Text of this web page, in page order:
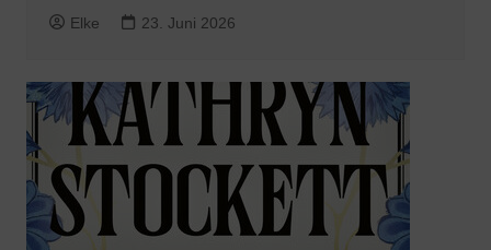
Elke 23. Juni 2026